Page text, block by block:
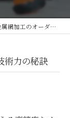
のオーダー対応と技術力の秘訣
術力の秘訣